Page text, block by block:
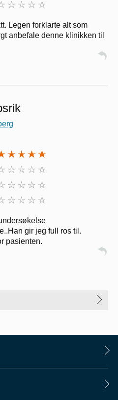
Legen forklarte alt som
anbefale denne klinikken til
gir jeg full ros til.
pasienten.